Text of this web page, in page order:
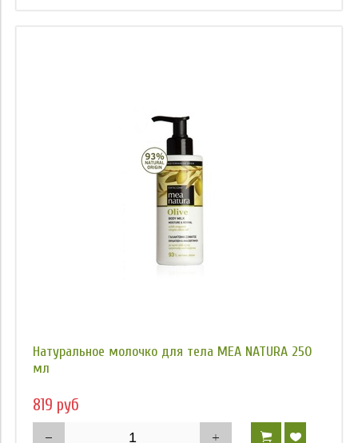
Натуральное молочко для тела MEA NATURA 250
мл
819 руб